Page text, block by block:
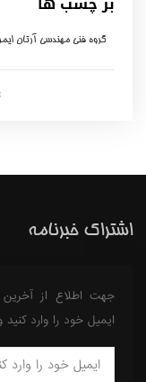
گروه فنی مهندسی آرتان
اشتراک خبرنامه
جهت اطلاع از
ایمیل خود را وارد